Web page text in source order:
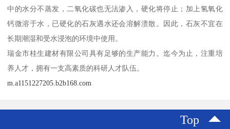
中的水分不蒸发，二氧化碳也无法渗入，硬化将停止；加上氢氧化
钙微溶于水，已硬化的石灰遇水还会溶解溃散。因此，石灰不宜在
长期潮湿和受水浸泡的环境中使用。
瑞金市桂生建材有限公司具有足够的生产能力。迄今为止，注重培
养人才，拥有一支高素质的科研人才队伍。
m.a1151227205.b2b168.com
Top